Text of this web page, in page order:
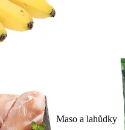
Maso a lahůdky